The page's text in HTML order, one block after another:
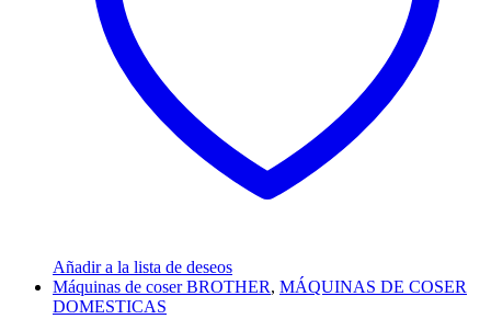
Añadir a la lista de deseos
Máquinas de coser BROTHER, MÁQUINAS DE COSER
DOMESTICAS